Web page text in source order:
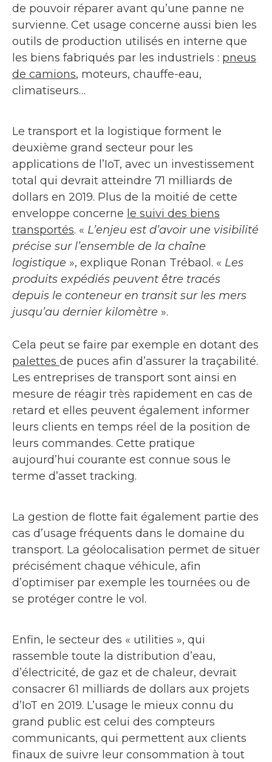
de pouvoir réparer avant qu’une panne ne
survienne. Cet usage concerne aussi bien les
outils de production utilisés en interne que
les biens fabriqués par les industriels : pneus
de camions, moteurs, chauffe-eau,
climatiseurs…
Le transport et la logistique forment le
deuxième grand secteur pour les
applications de l’IoT, avec un investissement
total qui devrait atteindre 71 milliards de
dollars en 2019. Plus de la moitié de cette
enveloppe concerne le suivi des biens
transportés. « L’enjeu est d’avoir une visibilité
précise sur l’ensemble de la chaîne
logistique », explique Ronan Trébaol. « Les
produits expédiés peuvent être tracés
depuis le conteneur en transit sur les mers
jusqu’au dernier kilomètre ».
Cela peut se faire par exemple en dotant des
palettes de puces afin d’assurer la traçabilité.
Les entreprises de transport sont ainsi en
mesure de réagir très rapidement en cas de
retard et elles peuvent également informer
leurs clients en temps réel de la position de
leurs commandes. Cette pratique
aujourd’hui courante est connue sous le
terme d’asset tracking.
La gestion de flotte fait également partie des
cas d’usage fréquents dans le domaine du
transport. La géolocalisation permet de situer
précisément chaque véhicule, afin
d’optimiser par exemple les tournées ou de
se protéger contre le vol.
Enfin, le secteur des « utilities », qui
rassemble toute la distribution d’eau,
d’électricité, de gaz et de chaleur, devrait
consacrer 61 milliards de dollars aux projets
d’IoT en 2019. L’usage le mieux connu du
grand public est celui des compteurs
communicants, qui permettent aux clients
finaux de suivre leur consommation à tout